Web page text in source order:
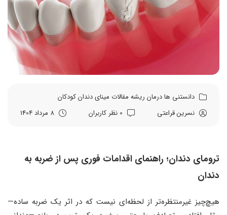
دانستنی هادرمان ریشه مقالات مینای دندانکودکان
نسرین قراعتی
ترومای دندان؛ راهنمای اقدامات فوری پس از ضربه به
دندان
هیچ‌چیز غیرمنتظره‌تر از لحظه‌ای نیست که در اثر یک ضربه ساده—